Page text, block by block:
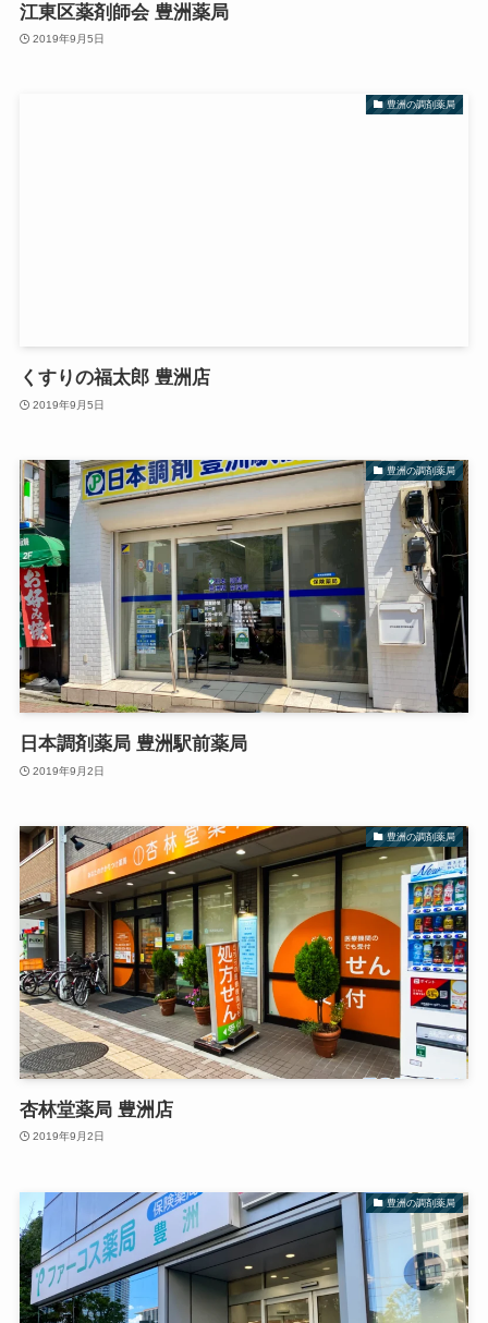
江東区薬剤師会 豊洲薬局
2019年9月5日
豊洲の調剤薬局
くすりの福太郎 豊洲店
2019年9月5日
豊洲の調剤薬局
日本調剤薬局 豊洲駅前薬局
2019年9月2日
豊洲の調剤薬局
杏林堂薬局 豊洲店
2019年9月2日
豊洲の調剤薬局